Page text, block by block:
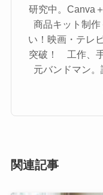
研究中。Canva
商品キット制
い！映画・テレ
突破！ 工作、
元バンドマン。
関連記事